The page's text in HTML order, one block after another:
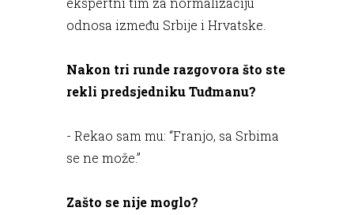
odnosa između Srbije i Hrvatske.
Nakon tri runde razgovora što ste
rekli predsjedniku Tuđmanu?
- Rekao sam mu: “Franjo, sa Srbima
se ne može.”
Zašto se nije moglo?